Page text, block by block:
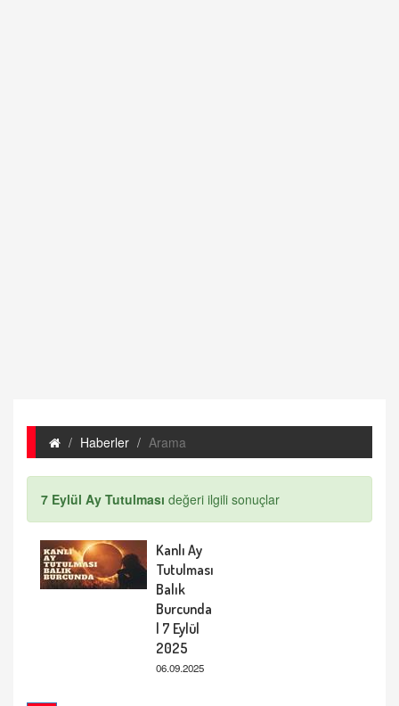
Haberler Arama
7 Eylül Ay Tutulması değeri ilgili sonuçlar
Kanlı Ay
Tutulması
Balık
Burcunda
| 7 Eylül
2025
06.09.2025